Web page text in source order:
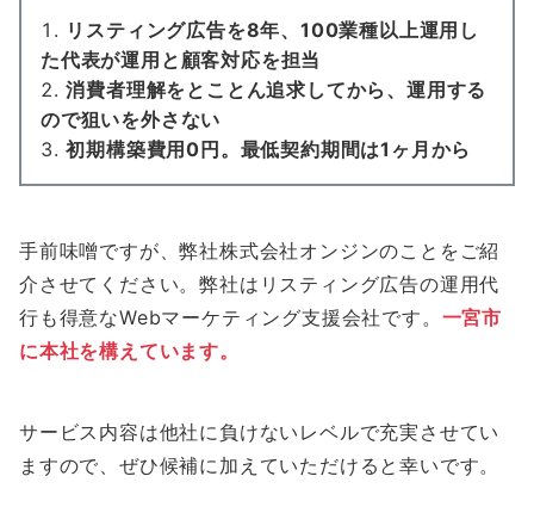
リスティング広告を8年、100業種以上運用し
た代表が運用と顧客対応を担当
消費者理解をとことん追求してから、運用する
ので狙いを外さない
初期構築費用0円。最低契約期間は1ヶ月から
手前味噌ですが、弊社株式会社オンジンのことをご紹
介させてください。弊社はリスティング広告の運用代
行も得意なWebマーケティング支援会社です。 一宮市
に本社を構えています。
サービス内容は他社に負けないレベルで充実させてい
ますので、ぜひ候補に加えていただけると幸いです。